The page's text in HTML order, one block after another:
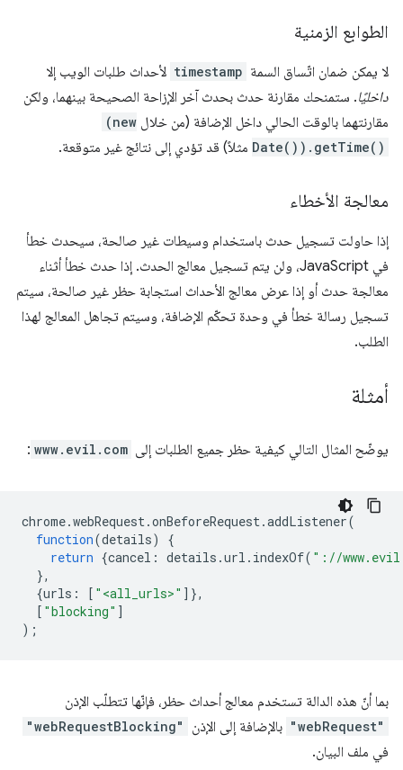
الطوابع الزمنية
لا يمكن ضمان اتّساق السمة timestamp لأحداث طلبات الويب إلا
داخليًا. ستمنحك مقارنة حدث بحدث آخر الإزاحة الصحيحة بينهما، ولكن
مقارنتهما بالوقت الحالي داخل الإضافة (من خلال (new
Date()).getTime() مثلاً) قد تؤدي إلى نتائج غير متوقعة.
معالجة الأخطاء
إذا حاولت تسجيل حدث باستخدام وسيطات غير صالحة، سيحدث خطأ
في JavaScript، ولن يتم تسجيل معالج الحدث. إذا حدث خطأ أثناء
معالجة حدث أو إذا عرض معالج الأحداث استجابة حظر غير صالحة، سيتم
تسجيل رسالة خطأ في وحدة تحكّم الإضافة، وسيتم تجاهل المعالج لهذا
الطلب.
أمثلة
يوضّح المثال التالي كيفية حظر جميع الطلبات إلى www.evil.com
:
chrome.webRequest.onBeforeRequest.addListener(
function(details)
{
return {cancel : details .url . indexOf( "://
},
{urls : [ "<all_urls>" ]},
[ "blocking" ]
);
بما أنّ هذه الدالة تستخدم معالج أحداث حظر، فإنّها تتطلّب الإذن
"webRequest" بالإضافة إلى الإذن "webRequestBlocking"
في ملف البيان.